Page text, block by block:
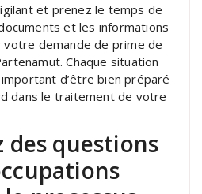
et prenez le temps de
et les informations
demande de prime de
Chaque situation
d’être bien préparé
dans le traitement de votre
des questions